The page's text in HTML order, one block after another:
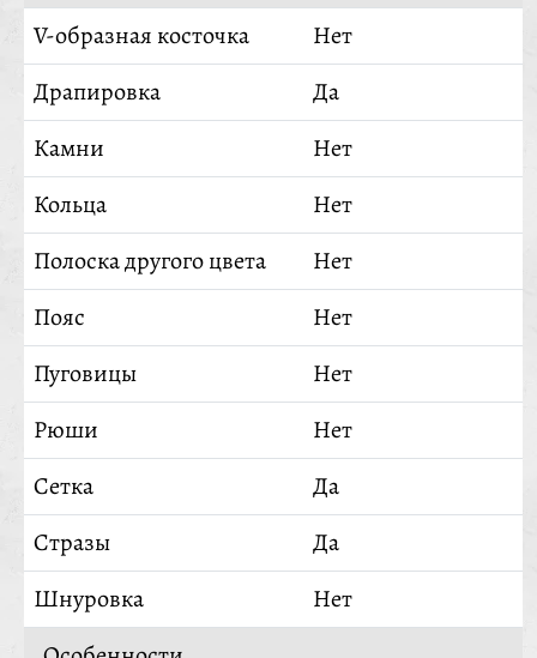
V-образная косточка
Нет
Драпировка
Да
Камни
Нет
Кольца
Нет
Полоска другого цвета
Нет
Пояс
Нет
Пуговицы
Нет
Рюши
Нет
Сетка
Да
Стразы
Да
Шнуровка
Нет